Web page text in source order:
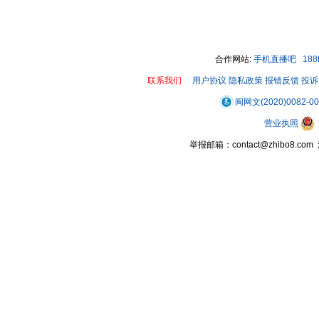
合作网站: 手机直播吧
联系我们 用户协议 隐私政策 报错反馈 投
闽网文(2020)0082-
营业执照
举报邮箱：